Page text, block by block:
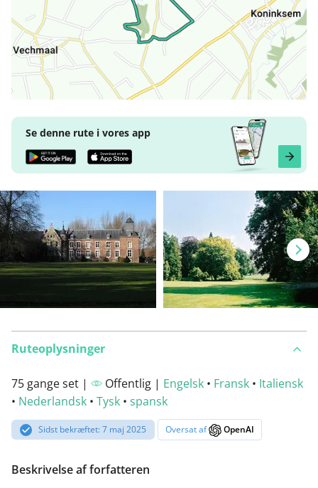
Se denne rute i vores app
Ruteoplysninger
75 gange set | Offentlig | Engelsk • Fransk • Italiensk
• Nederlandsk • Tysk • spansk
Sidst bekræftet: 7 maj 2025 Oversat af OpenAI
Beskrivelse af forfatteren